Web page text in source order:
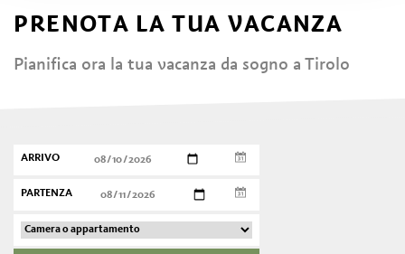
PRENOTA LA TUA VACANZA
Pianifica ora la tua vacanza da sogno a Tirolo
ARRIVO
PARTENZA